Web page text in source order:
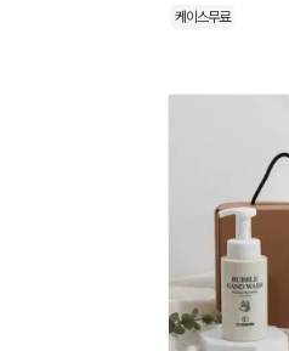
케이스무료